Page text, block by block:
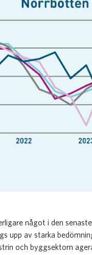
något i den
upp av starka
och byggsektorn